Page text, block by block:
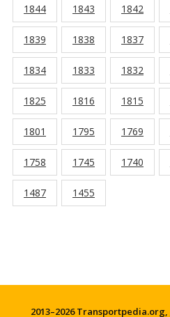
1844 1843 1842
1839 1838 1837
1834 1833 1832
1825 1816 1815
1801 1795 1769
1758 1745 1740
1487 1455
2013–2026 Transportpedia.org,